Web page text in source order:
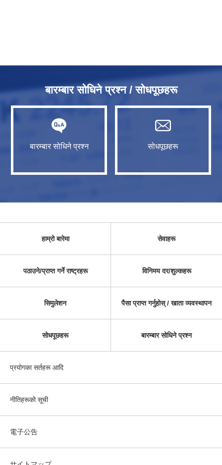
बारम्बार सोधिने प्रश्न / सोधपूछहरू
बारम्बार सोधिने प्रश्न सोधपूछहरू
हाम्रो बारेमा सेवाहरू
पठाउने/प्राप्त गर्ने राष्ट्रहरू विनिमय दर/शुल्कहरू
सिमुलेशन पैसा प्राप्त गर्नुहोस् / खाता व्यवस्थापन
सोधपूछहरू बारम्बार सोधिने प्रश्न
प्रयोगका सर्तहरू आदि
नीतिहरूको सूची
電子公告